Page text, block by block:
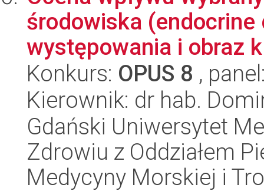
środowiska
występowania i obraz
Konkurs: OPUS 8 ,
Kierownik: dr hab.
Gdański Uniwersytet
Zdrowiu z Oddziałem
Medycyny Morskiej i